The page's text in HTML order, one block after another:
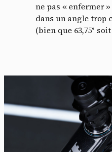
ne pas « enfermer
dans un angle trop
(bien que 63,75°